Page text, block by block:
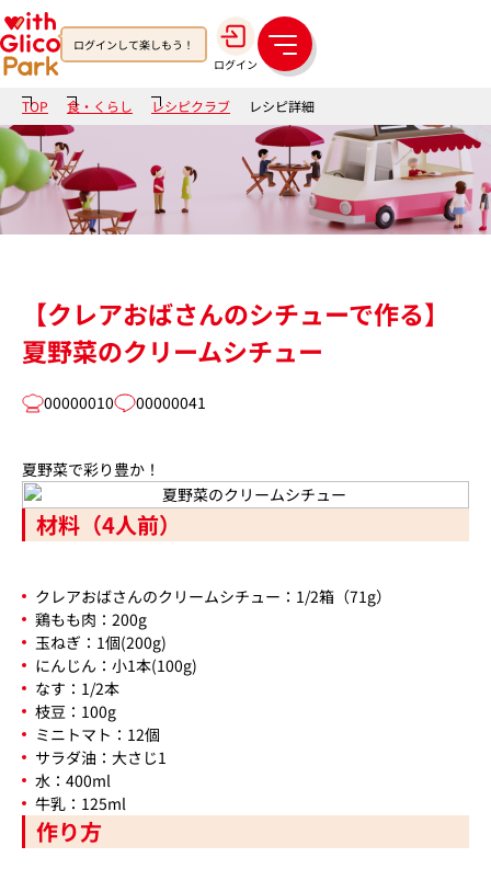
ログインして楽しもう！
ログイン
メ
ニ
ュ
ー
TOP 食・くらし レシピクラブ レシピ詳細
【クレアおばさんのシチューで作る】
夏野菜のクリームシチュー
00000010 00000041
夏野菜で彩り豊か！
材料（4人前）
クレアおばさんのクリームシチュー：1/2箱（71g）
鶏もも肉：200g
玉ねぎ：1個(200g)
にんじん：小1本(100g)
なす：1/2本
枝豆：100g
ミニトマト：12個
サラダ油：大さじ1
水：400ml
牛乳：125ml
作り方